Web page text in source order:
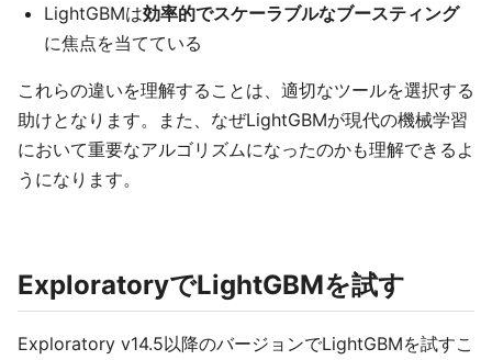
LightGBMは効率的でスケーラブルなブースティング
に焦点を当てている
これらの違いを理解することは、適切なツールを選択する
助けとなります。また、なぜLightGBMが現代の機械学習
において重要なアルゴリズムになったのかも理解できるよ
うになります。
ExploratoryでLightGBMを試す
Exploratory v14.5以降のバージョンでLightGBMを試すこ